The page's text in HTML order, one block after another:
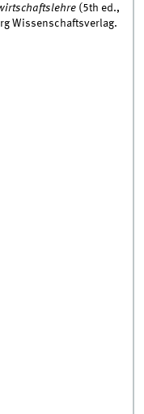
(5th ed.,
Wissenschaftsverlag.